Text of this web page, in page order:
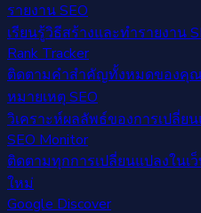
รายงาน SEO
เรียนรู้วิธีสร้างและทำรายงาน
Rank Tracker
ติดตามคำสำคัญทั้งหมดของคุณ
หมายเหตุ SEO
วิเคราะห์ผลลัพธ์ของการเปลี่
SEO Monitor
ติดตามทุกการเปลี่ยนแปลงในเ
ใหม่
Google Discover